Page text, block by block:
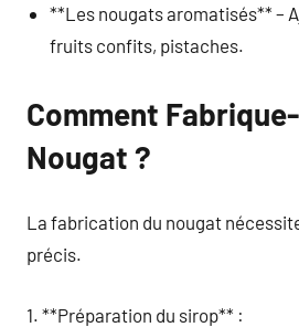
**Les nougats aromatisés** –
fruits confits, pistaches.
Comment
Nougat ?
La fabrication du nougat
précis.
1. **Préparation du sirop** :